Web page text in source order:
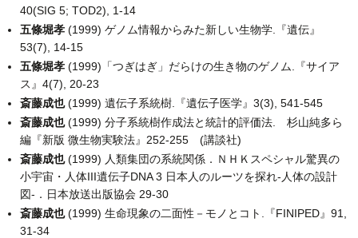
40(SIG 5; TOD2), 1-14
五條堀孝 (1999) ゲノム情報からみた新しい生物学.『遺伝』
53(7), 14-15
五條堀孝 (1999)「つぎはぎ」だらけの生き物のゲノム.『サイア
ス』4(7), 20-23
斎藤成也(1999) 遺伝子系統樹.『遺伝子医学』3(3), 541-545
斎藤成也(1999) 分子系統樹作成法と統計的評価法. 杉山純多ら
編『新版 微生物実験法』252-255 (講談社)
斎藤成也(1999) 人類集団の系統関係．ＮＨＫスペシャル驚異の
小宇宙・人体III遺伝子DNA 3 日本人のルーツを探れ-人体の設計
図-．日本放送出版協会 29-30
斎藤成也(1999) 生命現象の二面性－モノとコト.『FINIPED』91,
31-34